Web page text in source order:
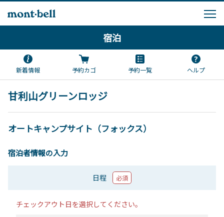
宿泊
新着情報 予約カゴ 予約一覧 ヘルプ
甘利山グリーンロッジ
オートキャンプサイト（フォックス）
宿泊者情報の入力
日程 必須
チェックアウト日を選択してください。